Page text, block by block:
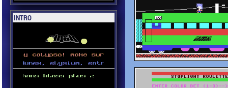
INTRO